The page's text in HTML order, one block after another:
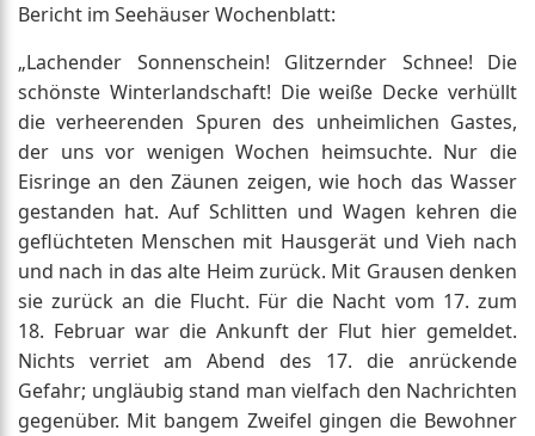
Bericht im Seehäuser Wochenblatt:
„Lachender Sonnenschein! Glitzernder Schnee! Die
schönste Winterlandschaft! Die weiße Decke verhüllt
die verheerenden Spuren des unheimlichen Gastes,
der uns vor wenigen Wochen heimsuchte. Nur die
Eisringe an den Zäunen zeigen, wie hoch das Wasser
gestanden hat. Auf Schlitten und Wagen kehren die
geflüchteten Menschen mit Hausgerät und Vieh nach
und nach in das alte Heim zurück. Mit Grausen denken
sie zurück an die Flucht. Für die Nacht vom 17. zum
18. Februar war die Ankunft der Flut hier gemeldet.
Nichts verriet am Abend des 17. die anrückende
Gefahr; ungläubig stand man vielfach den Nachrichten
gegenüber. Mit bangem Zweifel gingen die Bewohner